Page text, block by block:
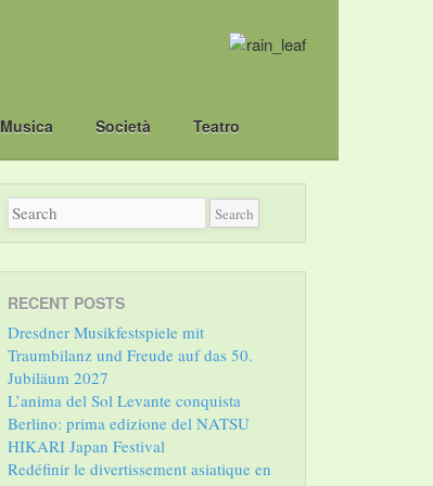
Musica Società Teatro
RECENT POSTS
Dresdner Musikfestspiele mit
Traumbilanz und Freude auf das 50.
Jubiläum 2027
L’anima del Sol Levante conquista
Berlino: prima edizione del NATSU
HIKARI Japan Festival
Redéfinir le divertissement asiatique en